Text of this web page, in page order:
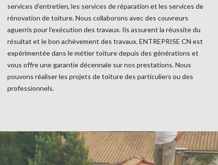
services d’entretien, les services de réparation et les services de
rénovation de toiture. Nous collaborons avec des couvreurs
aguerris pour l’exécution des travaux. Ils assurent la réussite du
résultat et le bon achèvement des travaux. ENTREPRISE CN est
expérimentée dans le métier toiture depuis des générations et
vous offre une garantie décennale sur nos prestations. Nous
pouvons réaliser les projets de toiture des particuliers ou des
professionnels.